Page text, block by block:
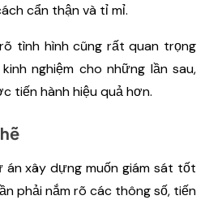
cẩn thận và tỉ mỉ.
tình hình cũng rất quan trọng
nghiệm cho những lần sau,
tiến hành hiệu quả hơn.
án xây dựng muốn giám sát tốt
phải nắm rõ các thông số, tiến